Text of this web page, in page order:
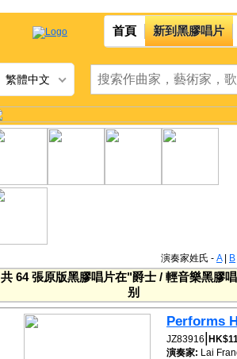
首頁 新到黑膠唱片
繁體中文
演奏家姓氏 - A| B
共 64 張原版黑膠唱片在"爵士 / 輕音樂黑膠
别
Performs
JZ83916
演奏家: Lai